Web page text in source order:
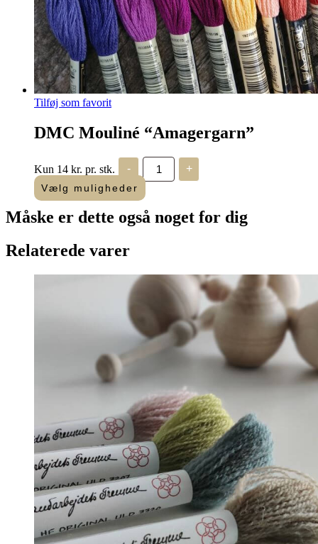
Tilføj som favorit
DMC Mouliné “Amagergarn”
Kun 14 kr. pr. stk. -
DMC
Mouliné
"Amagergarn"
antal
+
Vælg muligheder
Måske er dette også noget for dig
Relaterede varer